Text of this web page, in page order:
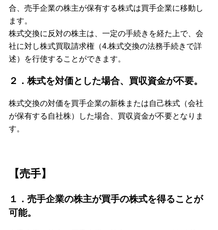
合、売手企業の株主が保有する株式は買手企業に移動し
ます。
株式交換に反対の株主は、一定の手続きを経た上で、会
社に対し株式買取請求権（4.株式交換の法務手続きで詳
述）を行使することができます。
２．株式を対価とした場合、買収資金が不要。
株式交換の対価を買手企業の新株または自己株式（会社
が保有する自社株）した場合、買収資金が不要となりま
す。
【売手】
１．売手企業の株主が買手の株式を得ることが
可能。